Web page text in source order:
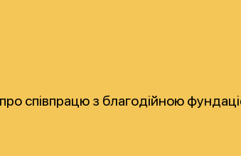
співпрацю з благодійною